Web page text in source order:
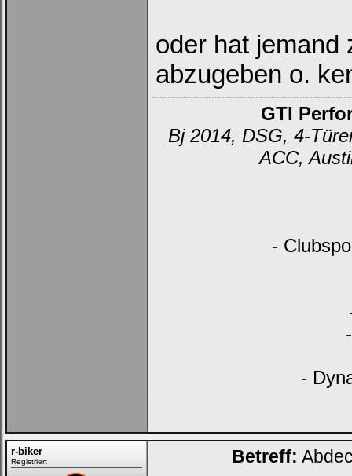
oder hat jemand
abzugeben o.
GTI
Bj 2014, DSG, 4-
ACC,
-
-
r-biker
Registriert Betreff: